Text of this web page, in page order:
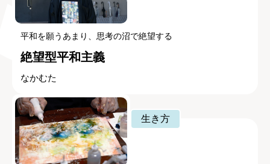
平和を願うあまり、思考の沼で絶望する
絶望型平和主義
なかむた
生き方